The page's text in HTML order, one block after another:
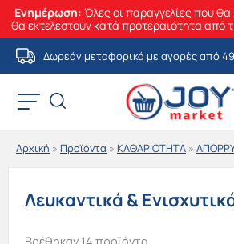
Ενημέρωση: Όλες οι παραγγελίες που
θα εκτελεστούν κατά προτεραιότητα από
Μετάβαση
στο
περιεχόμενο
Δωρεάν μεταφορικά με αγορές από
Αρχική » Προϊόντα » ΚΑΘΑΡΙΟΤΗΤΑ »
Λευκαντικά &
Βρέθηκαν 14 προϊόντα